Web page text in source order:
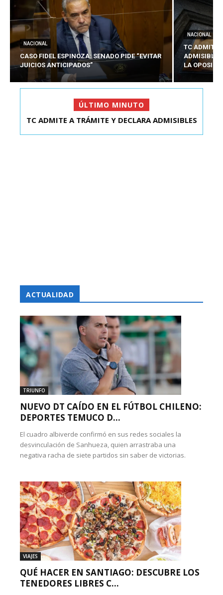
NACIONAL
CASO FIDEL ESPINOZA: SENADO PIDE “EVITAR
JUICIOS ANTICIPADOS”
NACIONAL
TC ADMITE
ADMISIBLES
LA
ÚLTIMO MINUTO
EXDIPUTADO LAVÍN SALIÓ DE CAPITÁN YÁBER
ACTUALIDAD
TRIUNFO
NUEVO DT CAÍDO EN EL FÚTBOL CHILENO:
DEPORTES TEMUCO D...
El cuadro albiverde confirmó en sus redes sociales la
desvinculación de Sanhueza, quien arrastraba una
negativa racha de siete partidos sin saber de victorias.
VIAJES
QUÉ HACER EN SANTIAGO: DESCUBRE LOS
TENEDORES LIBRES C...